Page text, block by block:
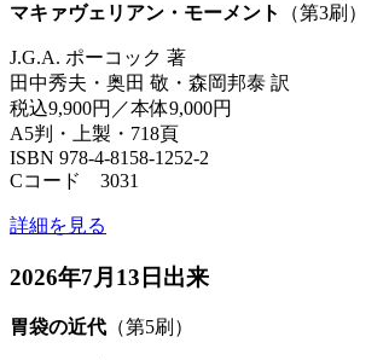
マキァヴェリアン・モーメント （第3刷）
J.G.A. ポーコック 著
田中秀夫・奥田 敬・森岡邦泰 訳
税込9,900円／本体9,000円
A5判・上製・718頁
ISBN 978-4-8158-1252-2
Cコード 3031
詳細を見る
2026年7月13日出来
胃袋の近代 （第5刷）